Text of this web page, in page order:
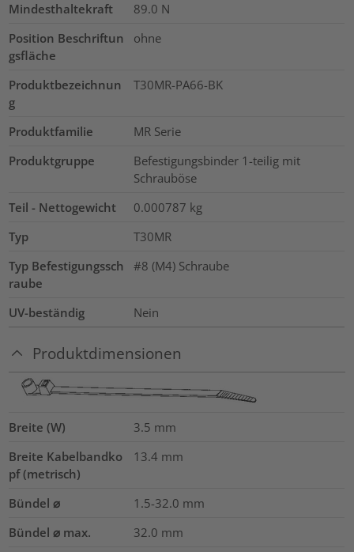
Mindesthaltekraft
89.0 N
Position Beschriftun
gsfläche
ohne
Produktbezeichnun
g
T30MR-PA66-BK
Produktfamilie
MR Serie
Produktgruppe
Befestigungsbinder 1-teilig mit
Schrauböse
Teil - Nettogewicht
0.000787 kg
Typ
T30MR
Typ Befestigungssch
raube
#8 (M4) Schraube
UV-beständig Nein
Produktdimensionen
Breite (W) 3.5 mm
Breite Kabelbandko
pf (metrisch)
13.4 mm
Bündel ⌀ 1.5-32.0 mm
Bündel ⌀ max.
32.0 mm